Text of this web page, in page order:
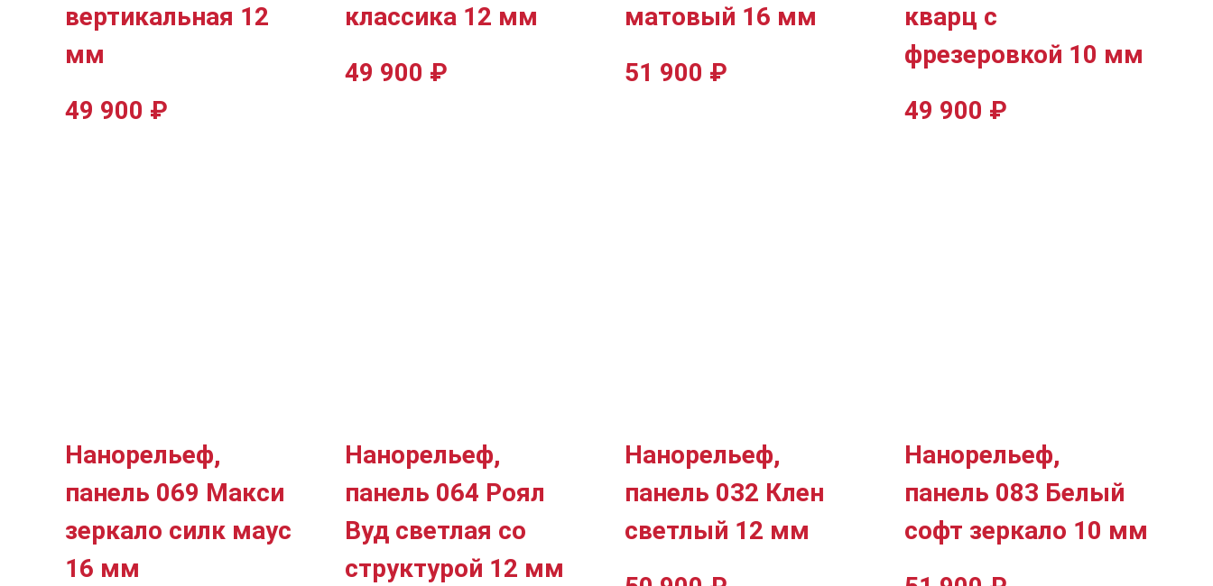
вертикальная 12
мм
49 900 ₽
классика 12 мм
49 900 ₽
матовый 16 мм
51 900 ₽
кварц с
фрезеровкой 10 мм
49 900 ₽
Нанорельеф,
панель 069 Макси
зеркало силк маус
16 мм
Нанорельеф,
панель 064 Роял
Вуд светлая со
структурой 12 мм
Нанорельеф,
панель 032 Клен
светлый 12 мм
Нанорельеф,
панель 083 Белый
софт зеркало 10 мм